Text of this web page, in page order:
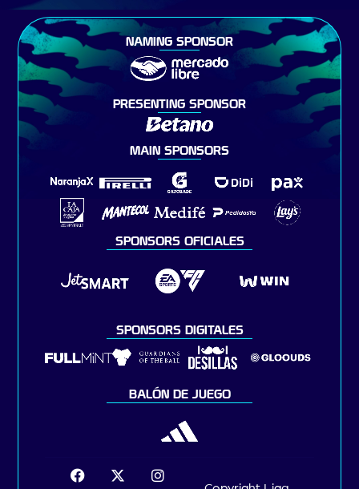
NAMING SPONSOR
PRESENTING SPONSOR
MAIN SPONSORS
SPONSORS OFICIALES
SPONSORS DIGITALES
BALÓN DE JUEGO